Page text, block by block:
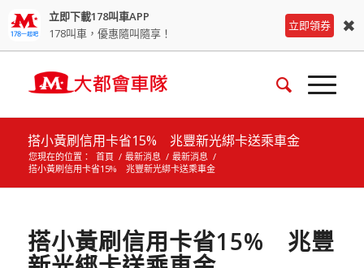
立即下載178叫車APP
178叫車，優惠隨叫隨享！
立即領券 ✖
搭小黃刷信用卡省15% 兆豐新光綁卡送乘車金
您現在的位置： 首頁 / 最新消息 / 最新消息 /
搭小黃刷信用卡省15% 兆豐新光綁卡送乘車金
搭小黃刷信用卡省15% 兆豐